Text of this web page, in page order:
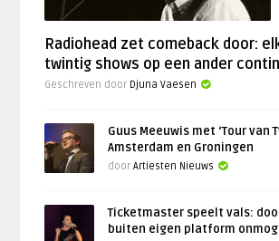
Radiohead zet comeback door:
twintig shows op een ander
Geschreven door Djuna Vaesen
Guus Meeuwis met ‘Tour van
Amsterdam en Groningen
doorArtiesten Nieuws
Ticketmaster speelt vals:
buiten eigen platform